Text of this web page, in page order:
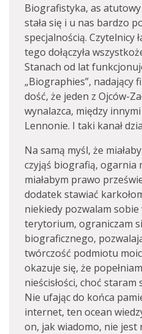
Biografistyka, as
stała się i u nas bardzo
specjalnością. Czytelnicy
tego dołączyła
Stanach od lat
„Biographies”, nadający
dość, że jeden z Ojców-
wynalazca, między
Lennonie. I taki kanał
Na samą myśl, że
czyjąś biografią, ogarnia
miałabym prawo
dodatek stawiać
niekiedy pozwalam
terytorium, ograniczam
biograficznego,
twórczość podmiotu
okazuje się, że
nieścisłości, choć
Nie ufając do końca
internet, ten ocean
on, jak wiadomo, nie jest